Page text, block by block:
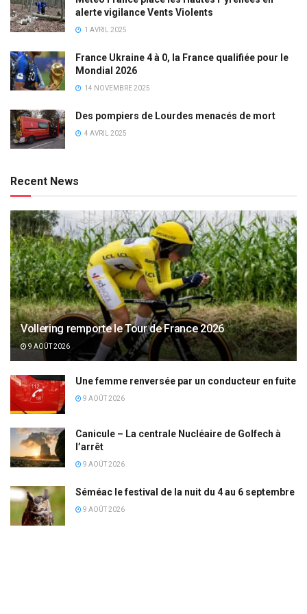
alerte vigilance Vents Violents
1 AVRIL 2025
France Ukraine 4 à 0, la France qualifiée pour le
Mondial 2026
14 NOVEMBRE 2025
Des pompiers de Lourdes menacés de mort
4 AVRIL 2025
Recent News
Vollering remporte le Tour de France 2026
9 AOÛT 2026
Une femme renversée par un conducteur en fuite
9 AOÛT 2026
Canicule – La centrale Nucléaire de Golfech à
l’arrêt
9 AOÛT 2026
Séméac le festival de la nuit du 4 au 6 septembre
9 AOÛT 2026